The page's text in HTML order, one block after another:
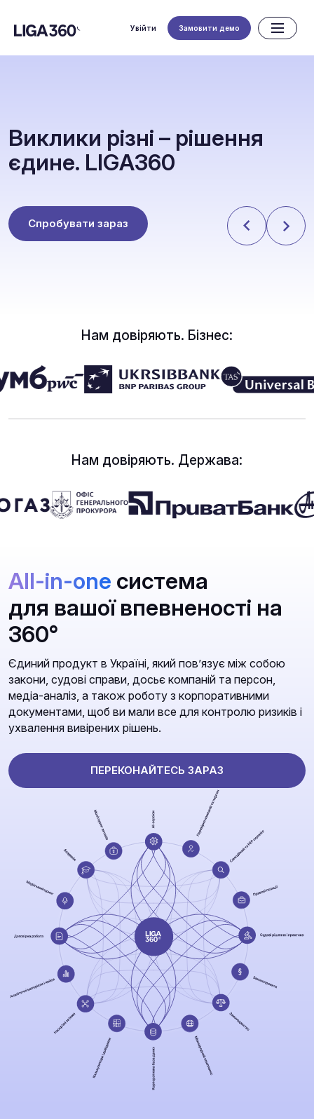
Увійти Замовити демо
Виклики різні – рішення
єдине. LIGA360
Спробувати зараз
Нам довіряють. Бізнес:
Нам довіряють. Держава:
All-in-one система
для вашої впевненості на
360°
Єдиний продукт в Україні, який повʼязує між собою
закони, судові справи, досьє компаній та персон,
медіа-аналіз, а також роботу з корпоративними
документами, щоб ви мали все для контролю ризиків і
ухвалення вивірених рішень.
ПЕРЕКОНАЙТЕСЬ ЗАРАЗ